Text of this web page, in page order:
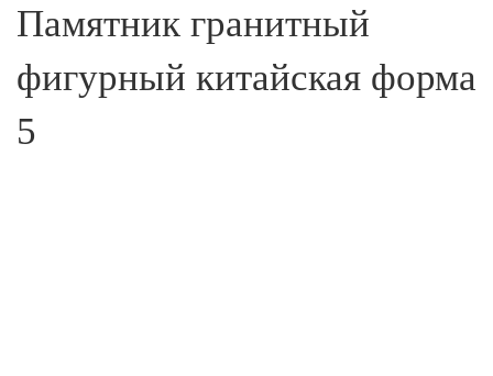
Памятник гранитный
фигурный китайская форма
5